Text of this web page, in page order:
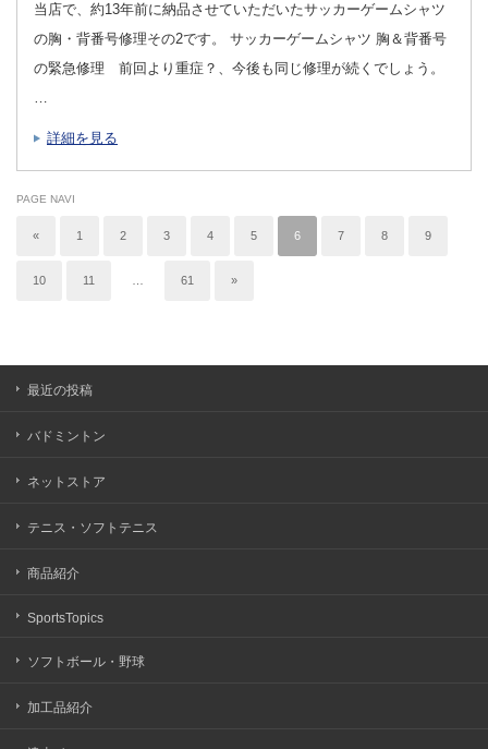
当店で、約13年前に納品させていただいたサッカーゲームシャツ
の胸・背番号修理その2です。 サッカーゲームシャツ 胸＆背番号
の緊急修理 前回より重症？、今後も同じ修理が続くでしょう。
…
詳細を見る
PAGE NAVI
« 1 2 3 4 5 6 7 8 9
10 11 61 »
最近の投稿
バドミントン
ネットストア
テニス・ソフトテニス
商品紹介
SportsTopics
ソフトボール・野球
加工品紹介